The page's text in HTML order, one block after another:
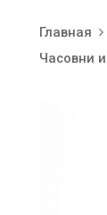
Главная
Часовни